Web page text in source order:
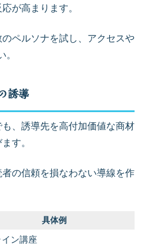
が高まります。
ペルソナを試し、アクセスや
。
誘導
、誘導先を高付加価値な商材
す。
の信頼を損なわない導線を作
具体例
ン講座